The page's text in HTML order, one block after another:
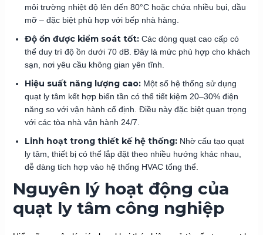
môi trường nhiệt độ lên đến 80°C hoặc chứa nhiều bụi, dầu
mỡ – đặc biệt phù hợp với bếp nhà hàng.
Độ ồn được kiểm soát tốt:Các dòng quạt cao cấp có
thể duy trì độ ồn dưới 70 dB. Đây là mức phù hợp cho khách
sạn, nơi yêu cầu không gian yên tĩnh.
Hiệu suất năng lượng cao:Một số hệ thống sử dụng
quạt ly tâm kết hợp biến tần có thể tiết kiệm 20–30% điện
năng so với vận hành cố định. Điều này đặc biệt quan trọng
với các tòa nhà vận hành 24/7.
Linh hoạt trong thiết kế hệ thống:Nhờ cấu tạo quạt
ly tâm, thiết bị có thể lắp đặt theo nhiều hướng khác nhau,
dễ dàng tích hợp vào hệ thống HVAC tổng thể.
Nguyên lý hoạt động của
quạt ly tâm công nghiệp